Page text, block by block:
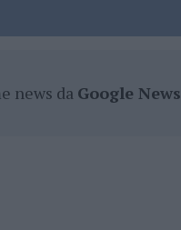
news da Google News